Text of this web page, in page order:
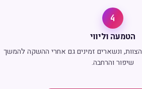
4
הטמעה וליווי
ונשארים זמינים גם אחרי ההשקה להמשך
שיפור והרחבה.